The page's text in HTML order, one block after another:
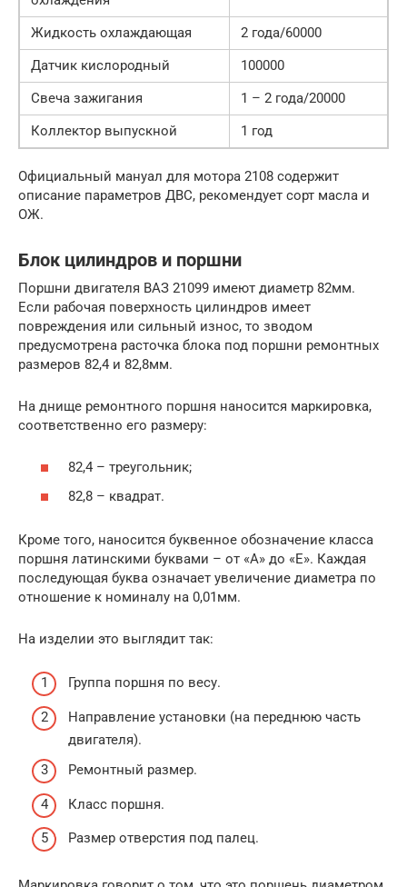
Жидкость охлаждающая
2 года/60000
Датчик кислородный
100000
Свеча зажигания
1 – 2 года/20000
Коллектор выпускной
1 год
Официальный мануал для мотора 2108 содержит
описание параметров ДВС, рекомендует сорт масла и
ОЖ.
Блок цилиндров и поршни
Поршни двигателя ВАЗ 21099 имеют диаметр 82мм.
Если рабочая поверхность цилиндров имеет
повреждения или сильный износ, то зводом
предусмотрена расточка блока под поршни ремонтных
размеров 82,4 и 82,8мм.
На днище ремонтного поршня наносится маркировка,
соответственно его размеру:
82,4 – треугольник;
82,8 – квадрат.
Кроме того, наносится буквенное обозначение класса
поршня латинскими буквами – от «А» до «Е». Каждая
последующая буква означает увеличение диаметра по
отношение к номиналу на 0,01мм.
На изделии это выглядит так:
Группа поршня по весу.
Направление установки (на переднюю часть
двигателя).
Ремонтный размер.
Класс поршня.
Размер отверстия под палец.